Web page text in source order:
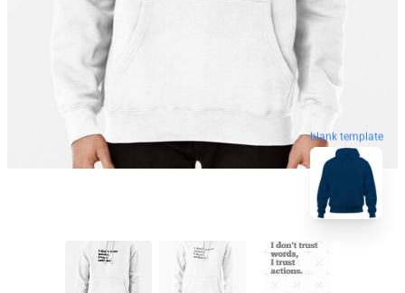
blank template